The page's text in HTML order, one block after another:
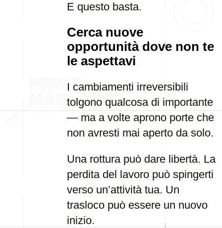
E questo basta.
Cerca nuove
opportunità dove non te
le aspettavi
I cambiamenti irreversibili
tolgono qualcosa di importante
— ma a volte aprono porte che
non avresti mai aperto da solo.
Una rottura può dare libertà. La
perdita del lavoro può spingerti
verso un’attività tua. Un
trasloco può essere un nuovo
inizio.